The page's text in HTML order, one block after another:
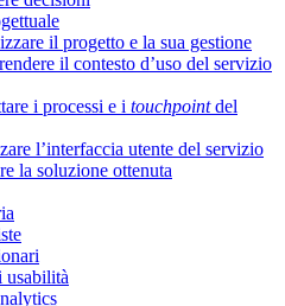
il progetto e la sua gestione
il contesto d’uso del servizio
i processi e i touchpointdel
l’interfaccia utente del servizio
la soluzione ottenuta
usabilità